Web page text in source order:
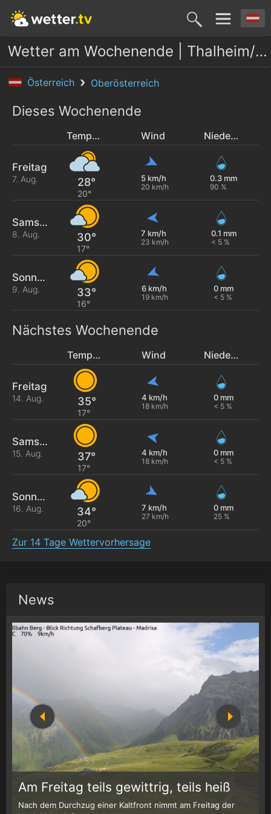
Wetter am Wochenende | Thalheim/Wels
Österreich Oberösterreich
Dieses Wochenende
Temperatur Wind Niederschlag
Freitag
7. Aug. 28°
20°
5 km/h
20 km/h
0.3 mm
90 %
Samstag
8. Aug. 30°
17°
7 km/h
23 km/h
0.1 mm
< 5 %
Sonntag
9. Aug. 33°
16°
6 km/h
19 km/h
0 mm
< 5 %
Nächstes Wochenende
Temperatur Wind Niederschlag
Freitag
14. Aug. 35°
17°
4 km/h
18 km/h
0 mm
< 5 %
Samstag
15. Aug. 37°
17°
4 km/h
18 km/h
0 mm
< 5 %
Sonntag
16. Aug. 34°
20°
7 km/h
27 km/h
0 mm
25 %
Zur 14 Tage Wettervorhersage
News
Am Freitag teils gewittrig, teils heiß
Nach dem Durchzug einer Kaltfront nimmt am Freitag der